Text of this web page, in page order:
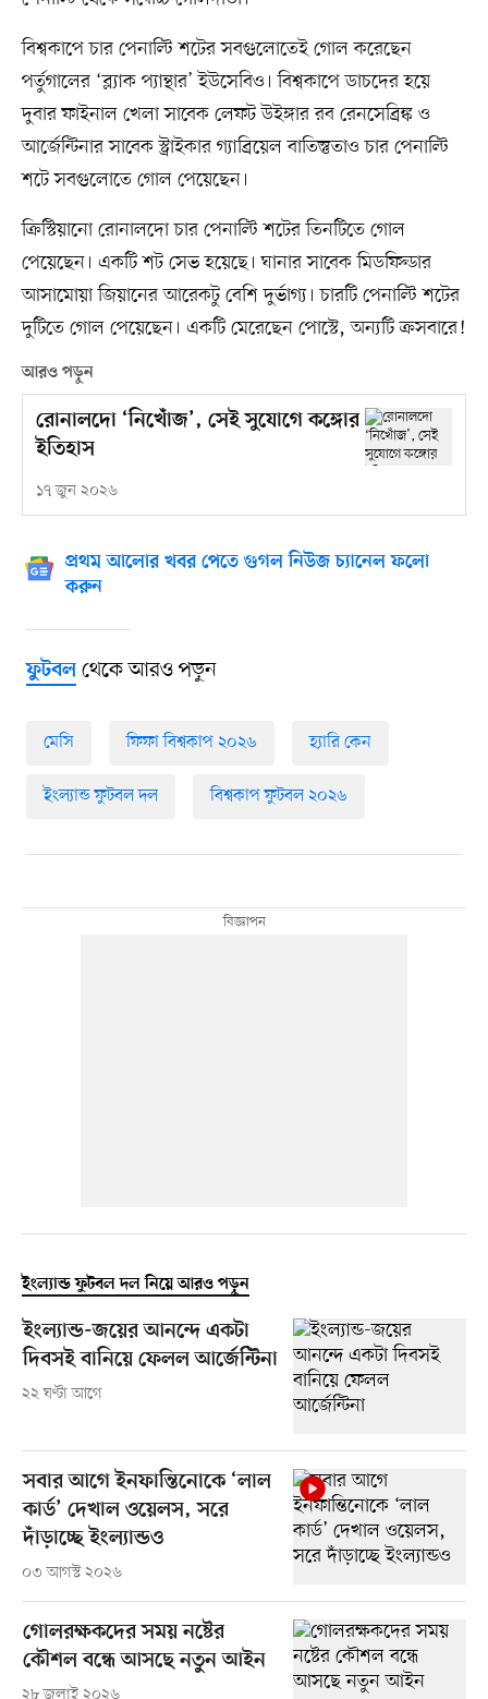
বিশ্বকাপে চার পেনাল্টি শটের সবগুলোতেই গোল করেছেন
পর্তুগালের ‘ব্ল্যাক প্যান্থার’ ইউসেবিও। বিশ্বকাপে ডাচদের হয়ে
দুবার ফাইনাল খেলা সাবেক লেফট উইঙ্গার রব রেনসেব্রিঙ্ক ও
আর্জেন্টিনার সাবেক স্ট্রাইকার গ্যাব্রিয়েল বাতিস্তুতাও চার পেনাল্টি
শটে সবগুলোতে গোল পেয়েছেন।
ক্রিস্টিয়ানো রোনালদো চার পেনাল্টি শটের তিনটিতে গোল
পেয়েছেন। একটি শট সেভ হয়েছে। ঘানার সাবেক মিডফিল্ডার
আসামোয়া জিয়ানের আরেকটু বেশি দুর্ভাগ্য। চারটি পেনাল্টি শটের
দুটিতে গোল পেয়েছেন। একটি মেরেছেন পোস্টে, অন্যটি ক্রসবারে!
আরও পড়ুন
রোনালদো ‘নিখোঁজ’, সেই সুযোগে কঙ্গোর
ইতিহাস
১৭ জুন ২০২৬
প্রথম আলোর খবর পেতে গুগল নিউজ চ্যানেল ফলো
করুন
ফুটবলথেকে আরও পড়ুন
মেসি ফিফা বিশ্বকাপ ২০২৬ হ্যারি কেন
ইংল্যান্ড ফুটবল দল বিশ্বকাপ ফুটবল ২০২৬
ইংল্যান্ড ফুটবল দল নিয়ে আরও পড়ুন
ইংল্যান্ড-জয়ের আনন্দে একটা
দিবসই বানিয়ে ফেলল আর্জেন্টিনা
২২ ঘণ্টা আগে
সবার আগে ইনফান্তিনোকে ‘লাল
কার্ড’ দেখাল ওয়েলস, সরে
দাঁড়াচ্ছে ইংল্যান্ডও
০৩ আগস্ট ২০২৬
গোলরক্ষকদের সময় নষ্টের
কৌশল বন্ধে আসছে নতুন আইন